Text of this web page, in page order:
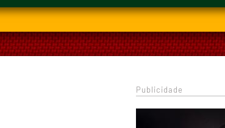
Publicidade